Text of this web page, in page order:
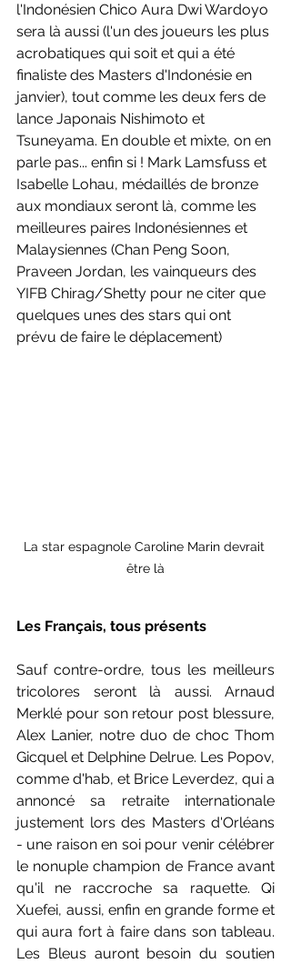
l'Indonésien Chico Aura Dwi Wardoyo
sera là aussi (l'un des joueurs les plus
acrobatiques qui soit et qui a été
finaliste des Masters d'Indonésie en
janvier), tout comme les deux fers de
lance Japonais Nishimoto et
Tsuneyama. En double et mixte, on en
parle pas... enfin si ! Mark Lamsfuss et
Isabelle Lohau, médaillés de bronze
aux mondiaux seront là, comme les
meilleures paires Indonésiennes et
Malaysiennes (Chan Peng Soon,
Praveen Jordan, les vainqueurs des
YIFB Chirag/Shetty pour ne citer que
quelques unes des stars qui ont
prévu de faire le déplacement)
La star espagnole Caroline Marin devrait
être là
Les Français, tous présents
Sauf contre-ordre, tous les meilleurs
tricolores seront là aussi. Arnaud
Merklé pour son retour post blessure,
Alex Lanier, notre duo de choc Thom
Gicquel et Delphine Delrue. Les Popov,
comme d'hab, et Brice Leverdez, qui a
annoncé sa retraite internationale
justement lors des Masters d'Orléans
- une raison en soi pour venir célébrer
le nonuple champion de France avant
qu'il ne raccroche sa raquette. Qi
Xuefei, aussi, enfin en grande forme et
qui aura fort à faire dans son tableau.
Les Bleus auront besoin du soutien